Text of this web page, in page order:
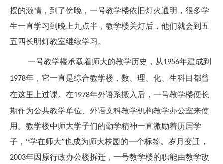
授的激情，到了傍晚，一号教学楼依旧灯火通明，很多学
生一直学习到晚上九点半，教学楼关灯后，他们就会到五
五四长明灯教室继续学习。
一号教学楼承载着师大的教学历史， 从1956年建成到
1978年， 它一直是综合教学楼， 数、理、化、生科目都曾
在这里上过课。 在1978年外语系搬入后 ，一号教学楼便长
期作为公共教学单位、外语文科教学机构教学办公室来使
用。教学楼中师大学子们的勤学精神一直激励着历届学
子， “学在师大”也成为师大校园的一个标签。岁月变迁，
2003年因原行政办公楼拆迁，一号教学楼的职能由教学改